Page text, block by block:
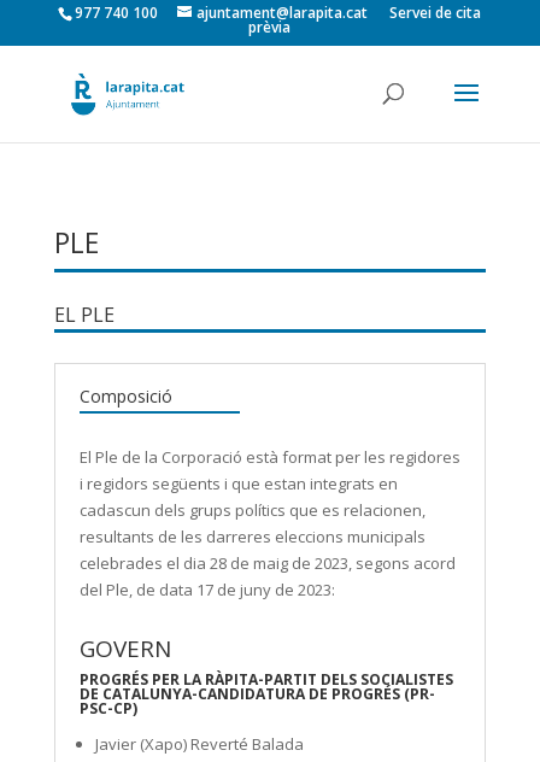
977 740 100 ajuntament@larapita.cat Servei de cita
prèvia
PLE
EL PLE
Composició
El Ple de la Corporació està format per les regidores
i regidors següents i que estan integrats en
cadascun dels grups polítics que es relacionen,
resultants de les darreres eleccions municipals
celebrades el dia 28 de maig de 2023, segons acord
del Ple, de data 17 de juny de 2023:
GOVERN
PROGRÉS PER LA RÀPITA-PARTIT DELS SOCIALISTES
DE CATALUNYA-CANDIDATURA DE PROGRÉS (PR-
PSC-CP)
Javier (Xapo) Reverté Balada